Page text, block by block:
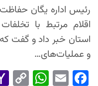
رئیس اداره یگان
اقلام مرتبط با
استان خبر داد و گفت
و عملیات‌های…
Fac
Em
Wh
Co